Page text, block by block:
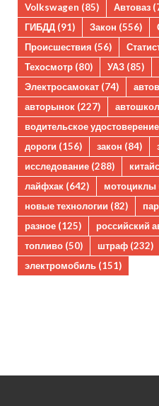
Volkswagen (85) Автоваз
ГИБДД (91) Закон (556)
Происшествия (56)
Техосмотр (80) УАЗ (85)
Электросамокат (74)
авторынок (227)
водительское удостоверение
дороги (156) закон (84)
исследование (288)
лайфхак (642) мотоциклы
новые технологии (82)
разное (125) российский
топливо (50) штраф (232)
электромобиль (151)